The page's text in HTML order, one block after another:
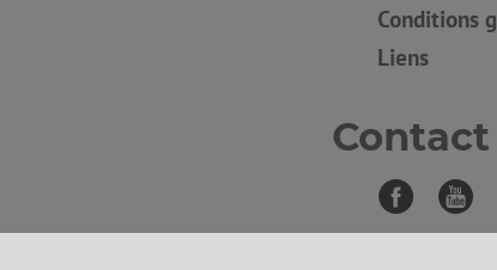
Conditions
Liens
Contact